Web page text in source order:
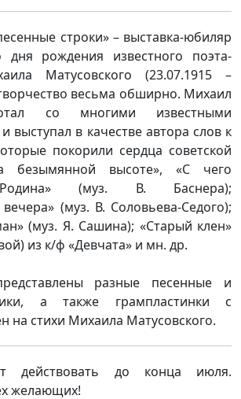
строки» – выставка-юбиляр
рождения известного поэта-
Матусовского (23.07.1915 –
весьма обширно. Михаил
со многими известными
выступал в качестве автора слов к
покорили сердца советской
безымянной высоте», «С чего
Родина» (муз. В. Баснера);
(муз. В. Соловьева-Седого);
(муз. Я. Сашина); «Старый клен»
из к/ф «Девчата» и мн. др.
разные песенные и
а также грампластинки с
на стихи Михаила Матусовского.
действовать до конца июля.
желающих!